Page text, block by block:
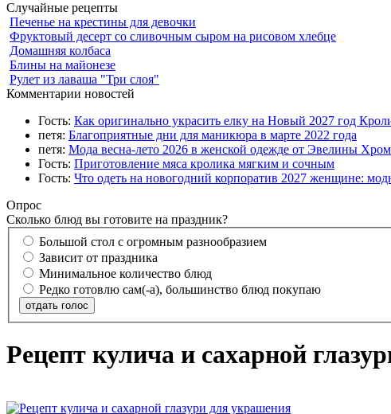
Случайные рецепты
Печенье на крестины для девочки
Фруктовый десерт со сливочным сыром на рисовом хлебце
Домашняя колбаса
Блины на майонезе
Рулет из лаваша "Три слоя"
Комментарии новостей
Гость: Как оригинально украсить елку на Новый 2027 год
петя: Благоприятные дни для маникюра в марте 2022 года
петя: Мода весна-лето 2026 в женской одежде от Эвелины
Гость: Приготовление мяса кролика мягким и сочным
Гость: Что одеть на новогодний корпоратив 2027 женщине:
Опрос
Сколько блюд вы готовите на праздник?
Большой стол с огромным разнообразием
Зависит от праздника
Минимальное количество блюд
Редко готовлю сам(-а), большинство блюд покупаю
отдать голос
Рецепт кулича и сахарной